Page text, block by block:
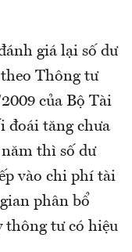
giá lại số dư
Thông tư
của Bộ Tài
đoái tăng chưa
thì số dư
vào chi phí tài
phân bổ
thông tư có hiệu